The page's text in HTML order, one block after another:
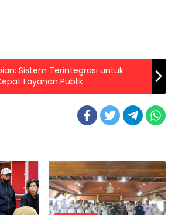
Sistem Terintegrasi untuk
Layanan Publik